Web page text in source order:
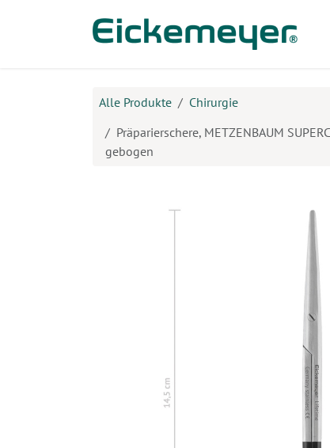
Alle Produkte
Chirurgie
Präparierschere, METZENBAUM
gebogen